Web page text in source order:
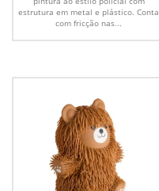
estrutura em metal e plástico. Conta
com fricção nas...